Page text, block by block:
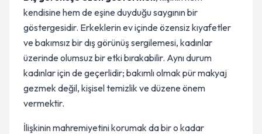
kendisine hem de eşine duyduğu saygının bir
göstergesidir. Erkeklerin ev içinde özensiz kıyafetler
ve bakımsız bir dış görünüş sergilemesi, kadınlar
üzerinde olumsuz bir etki bırakabilir. Aynı durum
kadınlar için de geçerlidir; bakımlı olmak pür makyaj
gezmek değil, kişisel temizlik ve düzene önem
vermektir.
İlişkinin mahremiyetini korumak da bir o kadar